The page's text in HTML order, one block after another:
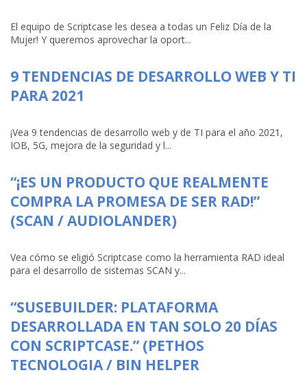
El equipo de Scriptcase les desea a todas un Feliz Día de la
Mujer! Y queremos aprovechar la oport...
9 TENDENCIAS DE DESARROLLO WEB Y TI
PARA 2021
¡Vea 9 tendencias de desarrollo web y de TI para el año 2021,
IOB, 5G, mejora de la seguridad y l...
“¡ES UN PRODUCTO QUE REALMENTE
COMPRA LA PROMESA DE SER RAD!”
(SCAN / AUDIOLANDER)
Vea cómo se eligió Scriptcase como la herramienta RAD ideal
para el desarrollo de sistemas SCAN y...
“SUSEBUILDER: PLATAFORMA
DESARROLLADA EN TAN SOLO 20 DÍAS
CON SCRIPTCASE.” (PETHOS
TECNOLOGIA / BIN HELPER